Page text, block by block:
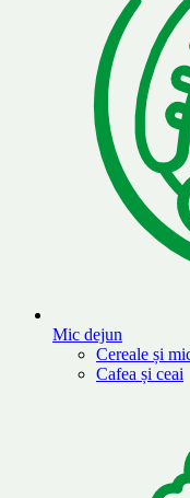
Mic dejun
Cereale și
Cafea și ceai